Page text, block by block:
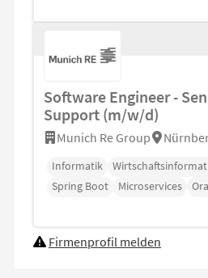
Software Engineer -
Support (m/w/d)
Munich Re Group
Informatik
Spring Boot
Microservices
Firmenprofil melden